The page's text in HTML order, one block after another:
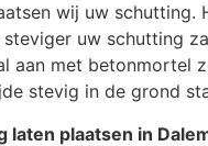
wij uw schutting.
uw schutting
aan met betonmortel
stevig in de grond
laten plaatsen in